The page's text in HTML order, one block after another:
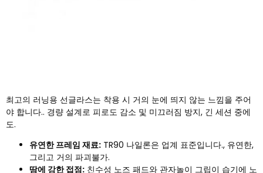
최고의 러닝용 선글라스는 착용 시 거의 눈에 띄지 않는 느낌을 주어
야 합니다.. 경량 설계로 피로도 감소 및 미끄러짐 방지, 긴 세션 중에
도.
유연한 프레임 재료: TR90 나일론은 업계 표준입니다., 유연한,
그리고 거의 파괴불가.
땀에 강한 접점: 친수성 노즈 패드와 관자놀이 그립이 습기에 노